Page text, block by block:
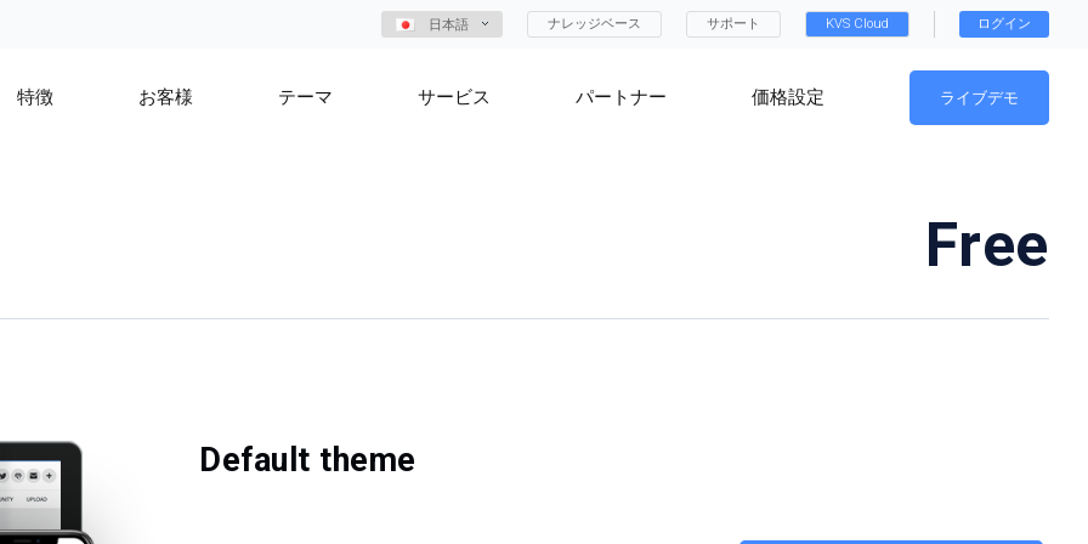
日本語 ナレッジベース サポート KVS Cloud ログイン
特徴 お客様 テーマ サービス パートナー 価格設定 ライブデモ
Free
Default theme